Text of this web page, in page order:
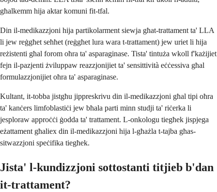
għalkemm hija aktar komuni fit-tfal.
Din il-medikazzjoni hija partikolarment siewja għat-trattament ta' LLA
li jew reġgħet seħħet (reġgħet lura wara t-trattament) jew uriet li hija
reżistenti għal forom oħra ta' asparaginase. Tista' tintuża wkoll f'każijiet
fejn il-pazjenti żviluppaw reazzjonijiet ta' sensittività eċċessiva għal
formulazzjonijiet oħra ta' asparaginase.
Kultant, it-tobba jistgħu jippreskrivu din il-medikazzjoni għal tipi oħra
ta' kanċers limfoblastiċi jew bħala parti minn studji ta' riċerka li
jesploraw approċċi ġodda ta' trattament. L-onkologu tiegħek jispjega
eżattament għaliex din il-medikazzjoni hija l-għażla t-tajba għas-
sitwazzjoni speċifika tiegħek.
Jista' l-kundizzjoni sottostanti titjieb b'dan
it-trattament?